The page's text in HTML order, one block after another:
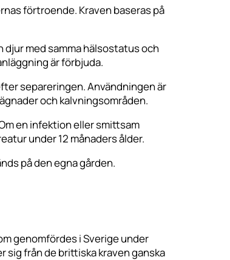
förtroende. Kraven baseras på
djur med samma hälsostatus och
är förbjuda.
separeringen. Användningen är
och kalvningsområden.
en infektion eller smittsam
under 12 månaders ålder.
på den egna gården.
genomfördes i Sverige under
sig från de brittiska kraven ganska